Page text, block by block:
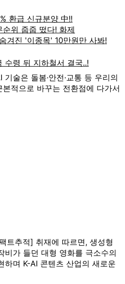
술은 돌봄·안전·교통 등 우리의
적으로 바꾸는 전환점에 다가서
트추적] 취재에 따르면, 생성형
비가 들던 대형 영화를 극소수의
하며 K-AI 콘텐츠 산업의 새로운